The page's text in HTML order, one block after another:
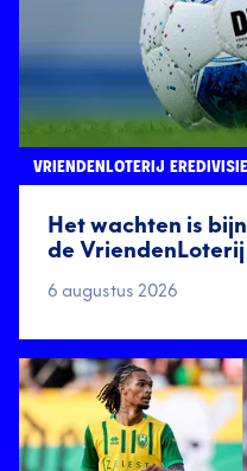
Het wachten is
de
VRIENDENLOTERIJ EREDIVISIE
6 augustus 2026